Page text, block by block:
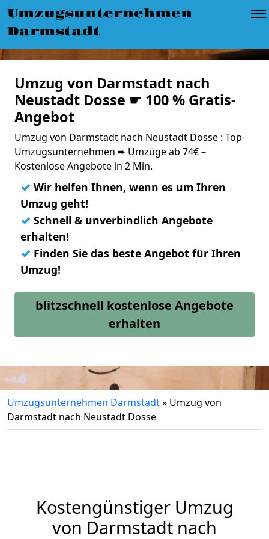
Umzugsunternehmen
Darmstadt
Umzug von Darmstadt nach
Neustadt Dosse ☛ 100 % Gratis-
Angebot
Umzug von Darmstadt nach Neustadt Dosse : Top-
Umzugsunternehmen ➨ Umzüge ab 74€ –
Kostenlose Angebote in 2 Min.
✓ Wir helfen Ihnen, wenn es um Ihren
Umzug geht!
✓ Schnell & unverbindlich Angebote
erhalten!
✓ Finden Sie das beste Angebot für Ihren
Umzug!
blitzschnell kostenlose Angebote
erhalten
Umzugsunternehmen Darmstadt» Umzug von
Darmstadt nach Neustadt Dosse
Kostengünstiger Umzug
von Darmstadt nach